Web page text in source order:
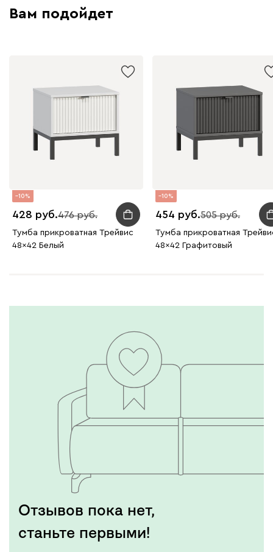
Вам подойдет
10
428 476
Тумба прикроватная Трейвис
48x42 Белый
10
454 505
Тумба прикроватная
48x42 Графитовый
Отзывов пока нет,
станьте первыми!